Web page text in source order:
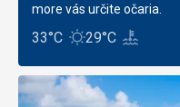
more vás určite očaria.
33°C 29°C